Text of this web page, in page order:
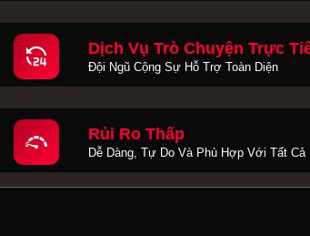
Dịch Vụ Trò Chuyện Trực
Đội Ngũ Cộng Sự Hỗ Trợ Toàn Diện
Rủi Ro Thấp
Dễ Dàng, Tự Do Và Phù Hợp Với Tất Cả